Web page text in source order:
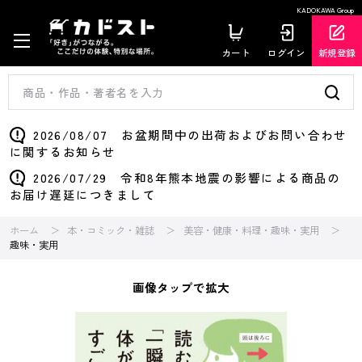
KADOKAWA Group
カート ログイン 新規登録
2026/08/07 お盆期間中の出荷およびお問い合わせ
に関するお知らせ
2026/07/29 令和8年熊本地震の影響による商品の
お届け遅延につきまして
ホーム 本・コミック・雑誌
美容・健康・料理・趣味・実用
趣味・実用
画像タップで拡大